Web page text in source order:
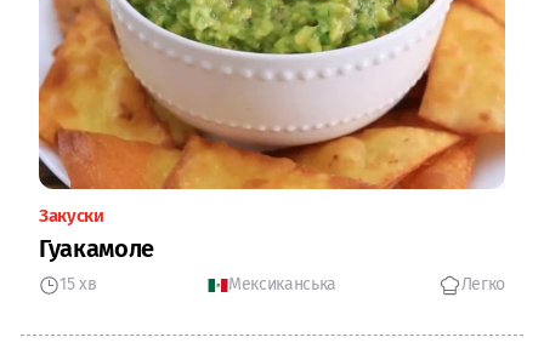
Закуски
Гуакамоле
15 хв Мексиканська Легко